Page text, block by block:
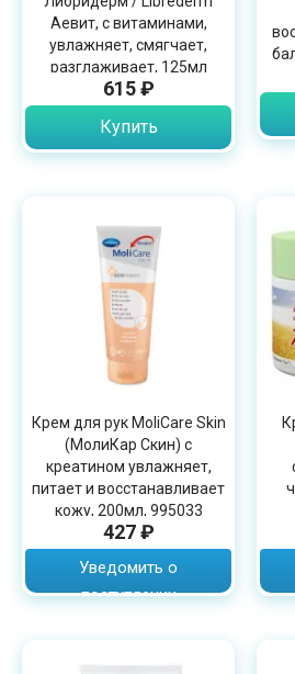
Аевит, с витаминами,
увлажняет, смягчает,
разглаживает, 125мл
615 ₽
Купить
Крем для рук MoliCare Skin
(МолиКар Скин) с
креатином увлажняет,
питает и восстанавливает
кожу, 200мл, 995033
427 ₽
Уведомить о
поступлении